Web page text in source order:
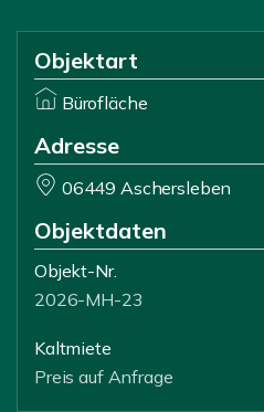
Objektart
Bürofläche
Adresse
06449 Aschersleben
Objektdaten
Objekt-Nr.
2026-MH-23
Kaltmiete
Preis auf Anfrage